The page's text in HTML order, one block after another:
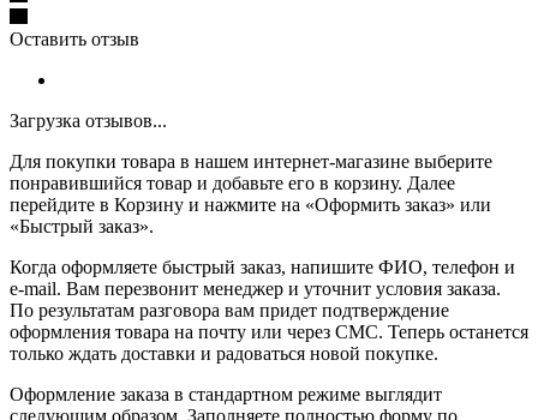
Оставить отзыв
Загрузка отзывов...
Для покупки товара в нашем интернет-магазине выберите
понравившийся товар и добавьте его в корзину. Далее
перейдите в Корзину и нажмите на «Оформить заказ» или
«Быстрый заказ».
Когда оформляете быстрый заказ, напишите ФИО, телефон и
e-mail. Вам перезвонит менеджер и уточнит условия заказа.
По результатам разговора вам придет подтверждение
оформления товара на почту или через СМС. Теперь останется
только ждать доставки и радоваться новой покупке.
Оформление заказа в стандартном режиме выглядит
следующим образом. Заполняете полностью форму по